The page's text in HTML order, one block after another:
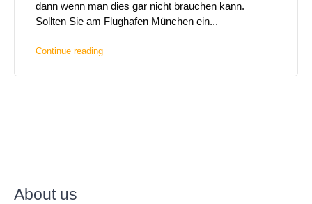
dann wenn man dies gar nicht brauchen kann.
Sollten Sie am Flughafen München ein...
Continue reading
About us